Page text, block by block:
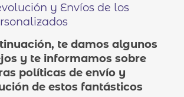
y Envíos de los
te damos algunos
y te informamos sobre
políticas de envío y
de estos fantásticos